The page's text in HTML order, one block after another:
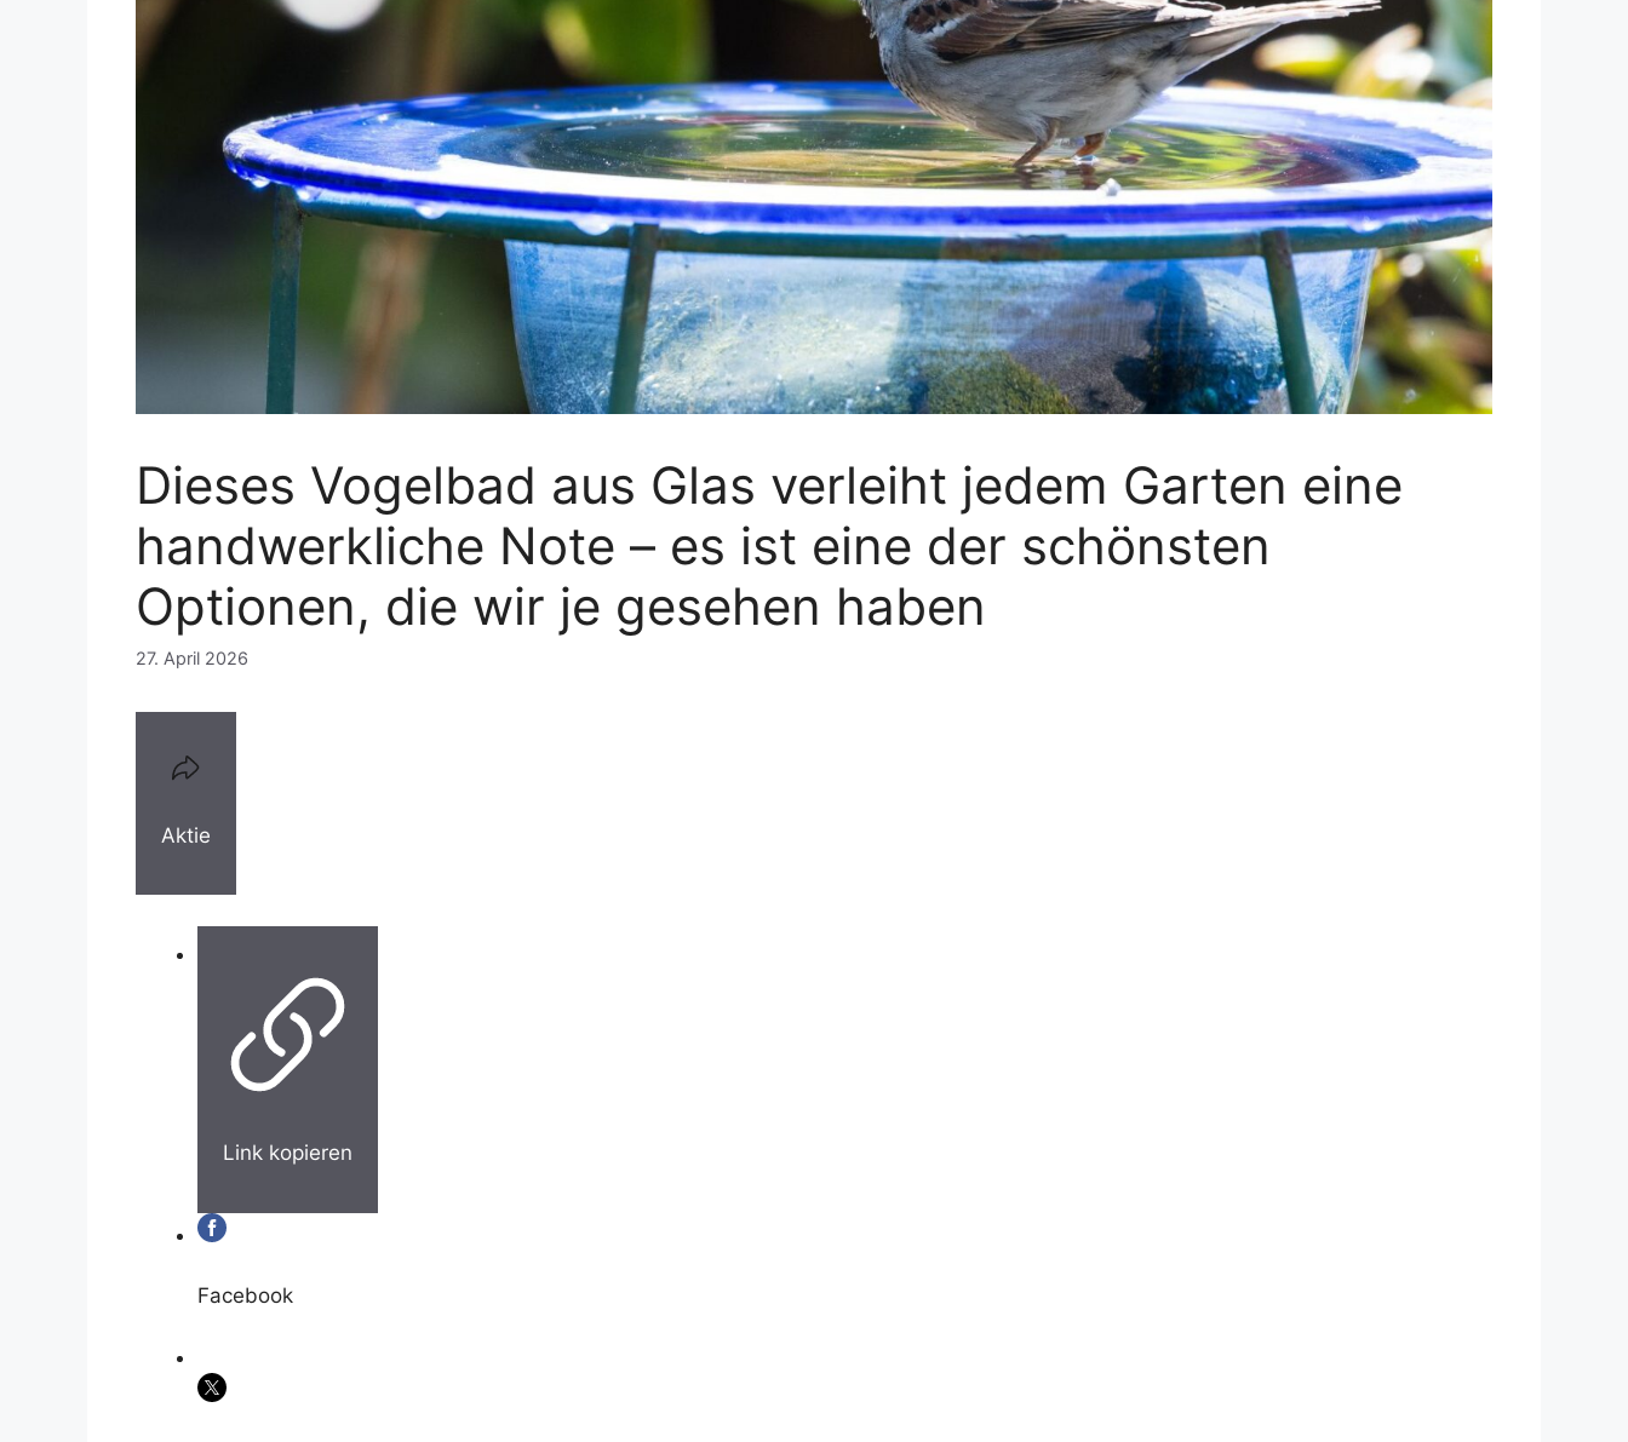
Dieses Vogelbad aus Glas verleiht jedem Garten eine
handwerkliche Note – es ist eine der schönsten
Optionen, die wir je gesehen haben
27. April 2026
Aktie
Link kopieren
Facebook